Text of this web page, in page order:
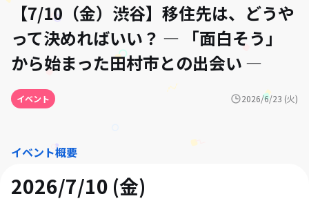
【7/10（金）渋谷】移住先は、どうや
って決めればいい？ ― 「面白そう」
から始まった田村市との出会い ―
イベント 2026/6/23 (火)
イベント概要
2026/7/10 (金)